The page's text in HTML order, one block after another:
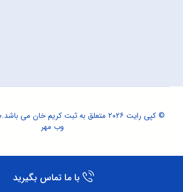
© کپی رایت ۲۰۲۶ متعلق به ثبت کریم خان می باشد.
وب مهر
با ما تماس بگیرید